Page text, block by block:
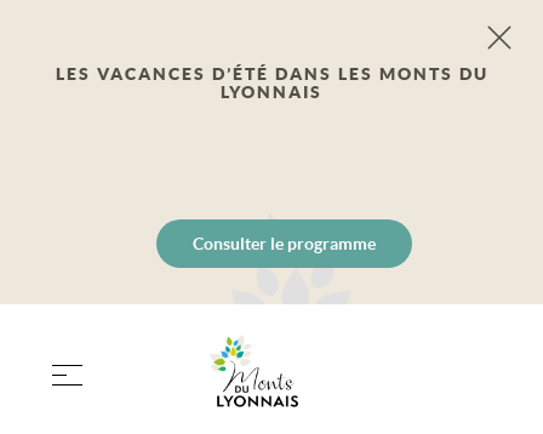
LES VACANCES D’ÉTÉ DANS LES MONTS DU
LYONNAIS
Consulter le programme